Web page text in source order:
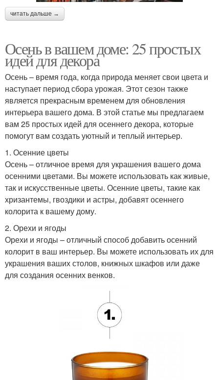
читать дальше →
Осень в вашем доме: 25 простых
идей для декора
Осень – время года, когда природа меняет свои цвета и
наступает период сбора урожая. Этот сезон также
является прекрасным временем для обновления
интерьера вашего дома. В этой статье мы предлагаем
вам 25 простых идей для осеннего декора, которые
помогут вам создать уютный и теплый интерьер.
1. Осенние цветы
Осень – отличное время для украшения вашего дома
осенними цветами. Вы можете использовать как живые,
так и искусственные цветы. Осенние цветы, такие как
хризантемы, гвоздики и астры, добавят осеннего
колорита к вашему дому.
2. Орехи и ягоды
Орехи и ягоды – отличный способ добавить осенний
колорит в ваш интерьер. Вы можете использовать их для
украшения ваших столов, книжных шкафов или даже
для создания осенних венков.